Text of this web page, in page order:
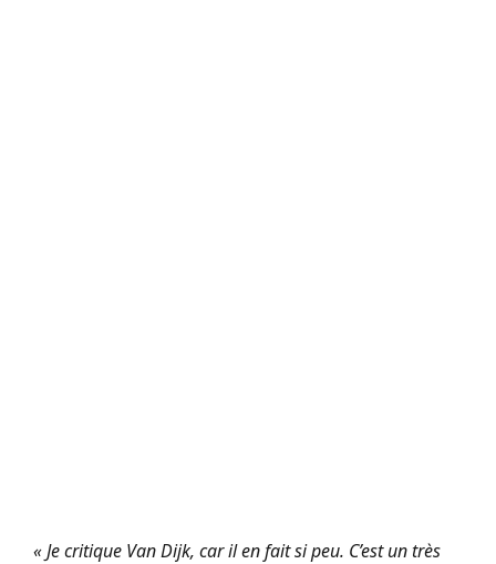
« Je critique Van Dijk, car il en fait si peu. C’est un très